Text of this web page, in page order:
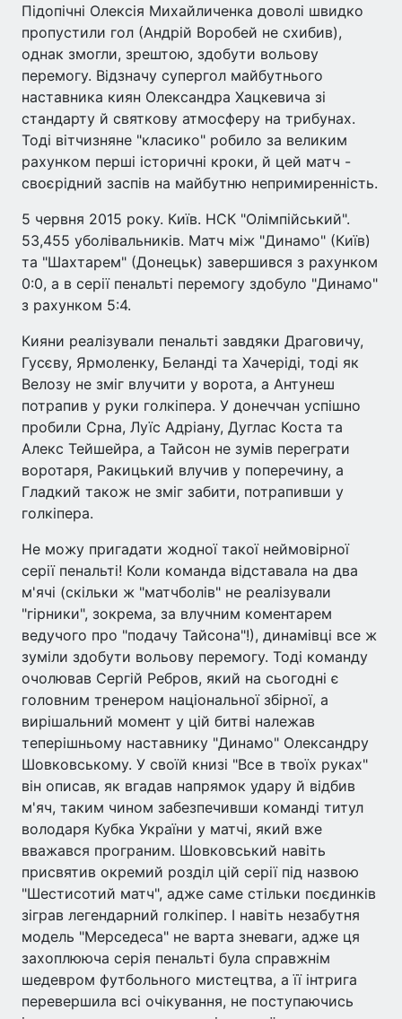
Підопічні Олексія Михайличенка доволі швидко
пропустили гол (Андрій Воробей не схибив),
однак змогли, зрештою, здобути вольову
перемогу. Відзначу супергол майбутнього
наставника киян Олександра Хацкевича зі
стандарту й святкову атмосферу на трибунах.
Тоді вітчизняне "класико" робило за великим
рахунком перші історичні кроки, й цей матч -
своєрідний заспів на майбутню непримиренність.
5 червня 2015 року. Київ. НСК "Олімпійський".
53,455 уболівальників. Матч між "Динамо" (Київ)
та "Шахтарем" (Донецьк) завершився з рахунком
0:0, а в серії пенальті перемогу здобуло "Динамо"
з рахунком 5:4.
Кияни реалізували пенальті завдяки Драговичу,
Гусєву, Ярмоленку, Беланді та Хачеріді, тоді як
Велозу не зміг влучити у ворота, а Антунеш
потрапив у руки голкіпера. У донеччан успішно
пробили Срна, Луїс Адріану, Дуглас Коста та
Алекс Тейшейра, а Тайсон не зумів переграти
воротаря, Ракицький влучив у поперечину, а
Гладкий також не зміг забити, потрапивши у
голкіпера.
Не можу пригадати жодної такої неймовірної
серії пенальті! Коли команда відставала на два
м'ячі (скільки ж "матчболів" не реалізували
"гірники", зокрема, за влучним коментарем
ведучого про "подачу Тайсона"!), динамівці все ж
зуміли здобути вольову перемогу. Тоді команду
очолював Сергій Ребров, який на сьогодні є
головним тренером національної збірної, а
вирішальний момент у цій битві належав
теперішньому наставнику "Динамо" Олександру
Шовковському. У своїй книзі "Все в твоїх руках"
він описав, як вгадав напрямок удару й відбив
м'яч, таким чином забезпечивши команді титул
володаря Кубка України у матчі, який вже
вважався програним. Шовковський навіть
присвятив окремий розділ цій серії під назвою
"Шестисотий матч", адже саме стільки поєдинків
зіграв легендарний голкіпер. І навіть незабутня
модель "Мерседеса" не варта зневаги, адже ця
захоплююча серія пенальті була справжнім
шедевром футбольного мистецтва, а її інтрига
перевершила всі очікування, не поступаючись